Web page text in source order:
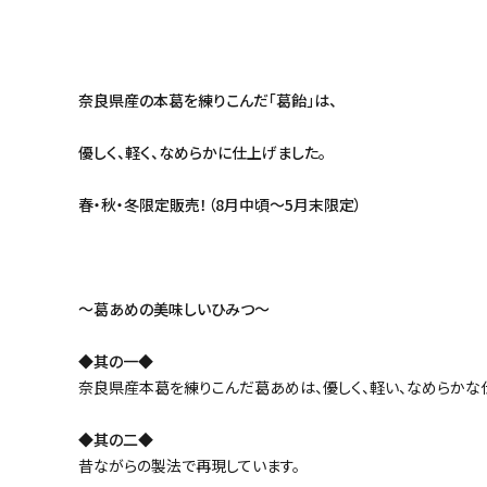
奈良県産の本葛を練りこんだ「葛飴」は、
優しく、軽く、なめらかに仕上げました。
春・秋・冬限定販売！（8月中頃～5月末限定）
～葛あめの美味しいひみつ～
◆其の一◆
奈良県産本葛を練りこんだ葛あめは、優しく、軽い、なめらかな
◆其の二◆
昔ながらの製法で再現しています。